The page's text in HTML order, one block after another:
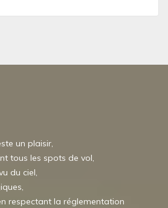
un plaisir,
tous les spots de vol,
du ciel,
respectant la réglementation